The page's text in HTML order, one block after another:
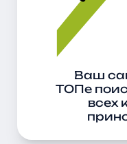
Ваш
ТОПе
всех